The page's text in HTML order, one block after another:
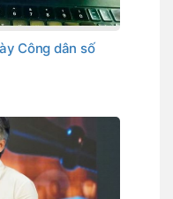
Công dân số